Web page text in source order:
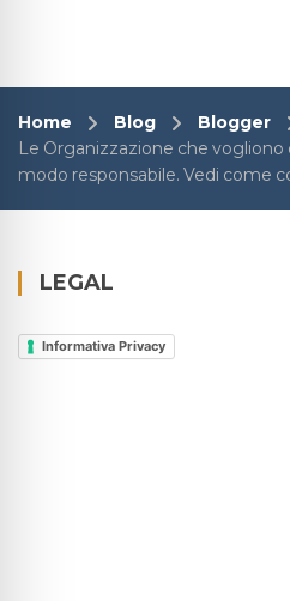
Blog e info
Home Blog
Blogger
Le Organizzazione che
modo responsabile. Vedi come
LEGAL
Informativa Privacy